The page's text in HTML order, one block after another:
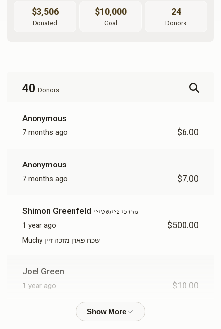
$3,506
Donated
$10,000
Goal
24
Donors
40 Donors
Anonymous
7 months ago $6.00
Anonymous
7 months ago $7.00
Shimon Greenfeld מרדכי פיינשטיין
1 year ago $500.00
Muchy שכח פארן מזכה זיין
Joel Green
1 year ago $10.00
Rochelle Kornfeld